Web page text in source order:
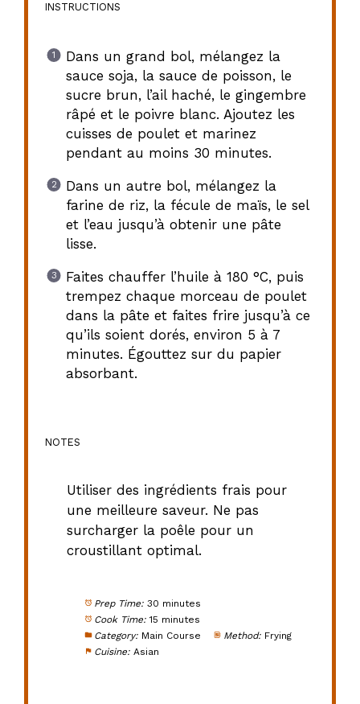
INSTRUCTIONS
Dans un grand bol, mélangez la
sauce soja, la sauce de poisson, le
sucre brun, l’ail haché, le gingembre
râpé et le poivre blanc. Ajoutez les
cuisses de poulet et marinez
pendant au moins 30 minutes.
Dans un autre bol, mélangez la
farine de riz, la fécule de maïs, le sel
et l’eau jusqu’à obtenir une pâte
lisse.
Faites chauffer l’huile à 180 °C, puis
trempez chaque morceau de poulet
dans la pâte et faites frire jusqu’à ce
qu’ils soient dorés, environ 5 à 7
minutes. Égouttez sur du papier
absorbant.
NOTES
Utiliser des ingrédients frais pour
une meilleure saveur. Ne pas
surcharger la poêle pour un
croustillant optimal.
Prep Time: 30 minutes
Cook Time: 15 minutes
Category: Main Course Method: Frying
Cuisine: Asian